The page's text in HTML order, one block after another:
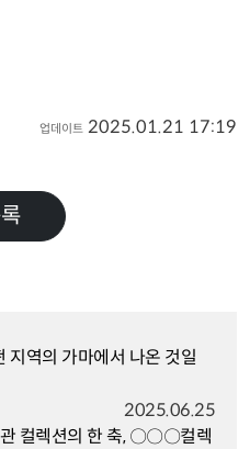
업데이트 2025.01.21 17:19
지역의 가마에서 나온 것일
2025.06.25
컬렉션의 한 축, 〇〇〇컬렉